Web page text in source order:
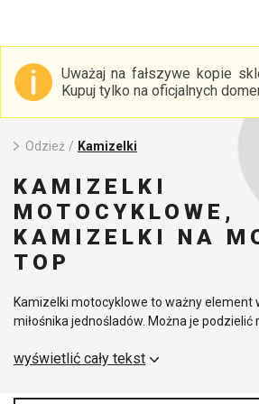
Uważaj na fałszywe kopie
Kupuj tylko na oficjalnych
Odzież / Kamizelki
KAMIZELKI
MOTOCYKLOWE,
KAMIZELKI NA
TOP
Kamizelki motocyklowe to ważny element
miłośnika jednośladów. Można je podzielić
wyświetlić cały tekst